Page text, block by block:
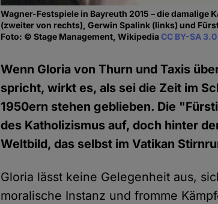
Wagner-Festspiele in Bayreuth 2015 – die damalige
(zweiter von rechts), Gerwin Spalink (links) und
Foto: © Stage Management, WikipediaCC BY-SA 3.0
Wenn Gloria von Thurn und Taxis
spricht, wirkt es, als sei die Zeit im
1950ern stehen geblieben. Die
des Katholizismus auf, doch hinter
Weltbild, das selbst im Vatikan
Gloria lässt keine Gelegenheit aus,
moralische Instanz und fromme